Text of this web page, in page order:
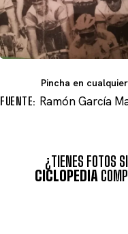
Pincha en
FUENTE: Ramón García
¿TIENES FOTOS
CICLOPEDIA